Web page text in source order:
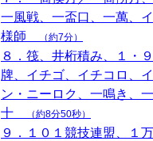
一風戦、一盃口、一萬、
様師
（約7分）
８．筏、井桁積み、１・
牌、イチゴ、イチコロ、
ン・ニーロク、一鳴き、
十
（約8分50秒）
９．１０１競技連盟、１